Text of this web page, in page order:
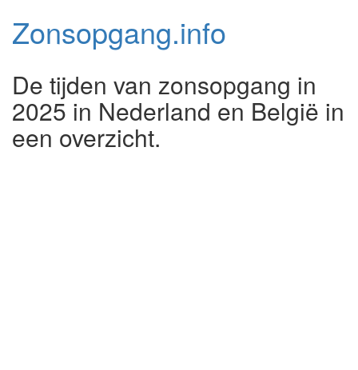
Zonsopgang.info
De tijden van zonsopgang in
2025 in Nederland en België in
een overzicht.